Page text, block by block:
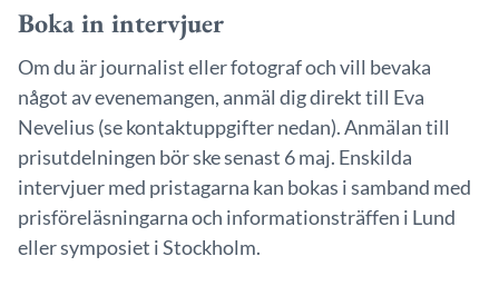
Boka in intervjuer
Om du är journalist eller fotograf och vill bevaka
något av evenemangen, anmäl dig direkt till Eva
Nevelius (se kontaktuppgifter nedan). Anmälan till
prisutdelningen bör ske senast 6 maj. Enskilda
intervjuer med pristagarna kan bokas i samband med
prisföreläsningarna och informationsträffen i Lund
eller symposiet i Stockholm.